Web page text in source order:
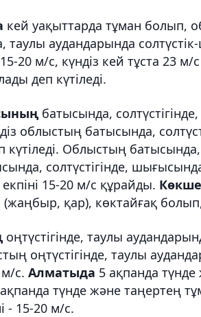
кей уақыттарда тұман болып,
таулы аудандарында
20 м/с, күндіз кей тұста 23 м/
деп күтіледі.
батысында,
облыстың батысында,
Облыстың батысында,
солтүстігінде,
15-20 м/с құрайды.
қар), көктайғақ болып,
оңтүстігінде, таулы
оңтүстігінде, таулы
м/с. Алматыда 5 ақпанда
түнде және таңертең
- 15-20 м/с.